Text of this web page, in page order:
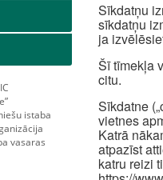
istaba
vasaras
Sīkdatņu
sīkdatņu
ja
Šī tīmekļa
citu.
Sīkdatne
vietnes
Katrā
atpazīst
katru reizi